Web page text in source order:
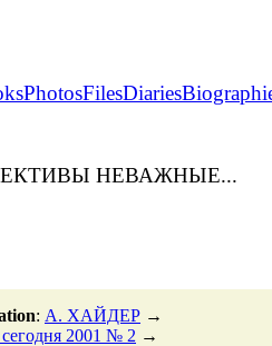
PhotosFilesDiaries
НЕВАЖНЫЕ...
: А. ХАЙДЕР →
2001 № 2 →